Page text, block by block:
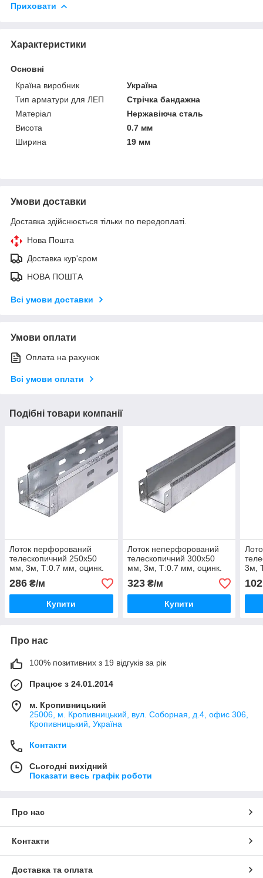
Приховати
Характеристики
Основні
Країна виробник
Україна
Тип арматури для ЛЕП
Стрічка бандажна
Матеріал
Нержавіюча сталь
Висота
0.7 мм
Ширина
19 мм
Умови доставки
Доставка здійснюється тільки по передоплаті.
Нова Пошта
Доставка кур'єром
НОВА ПОШТА
Всі умови доставки
Умови оплати
Оплата на рахунок
Всі умови оплати
Подібні товари компанії
Лоток перфорований
телескопичний 250х50
мм, 3м, Т:0.7 мм, оцинк.
Сталь
286 ₴/м
Купити
Лоток неперфорований
телескопичний 300х50
мм, 3м, Т:0.7 мм, оцинк.
Сталь
323₴/м
Купити
3м,
102
Про нас
100% позитивних з 19 відгуків за рік
Працює з 24.01.2014
м. Кропивницький
25006, м. Кропивницький, вул. Соборная, д.4, офис 306,
Кропивницький, Україна
Контакти
Сьогодні вихідний
Показати весь графік роботи
Про нас
Контакти
Доставка та оплата